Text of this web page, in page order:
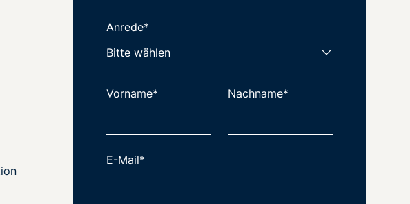
Anrede*
Vorname* Nachname*
E-Mail*